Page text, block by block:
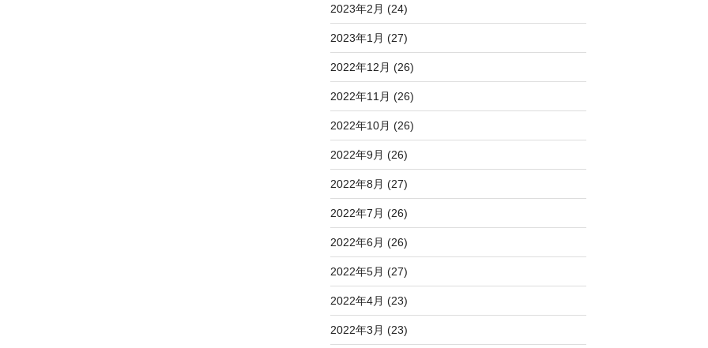
2023年2月 (24)
2023年1月 (27)
2022年12月 (26)
2022年11月 (26)
2022年10月 (26)
2022年9月 (26)
2022年8月 (27)
2022年7月 (26)
2022年6月 (26)
2022年5月 (27)
2022年4月 (23)
2022年3月 (23)